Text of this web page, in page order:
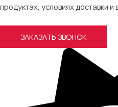
продуктах, условиях доставки и
ЗАКАЗАТЬ ЗВОНОК